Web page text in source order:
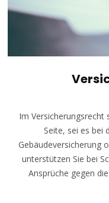
Im Versicherungsrecht
Seite, sei es bei
Gebäudeversicherung
unterstützen Sie bei
Ansprüche gegen